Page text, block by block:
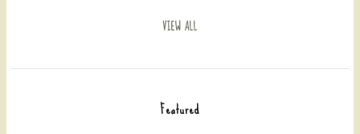
VIEW ALL
Featured